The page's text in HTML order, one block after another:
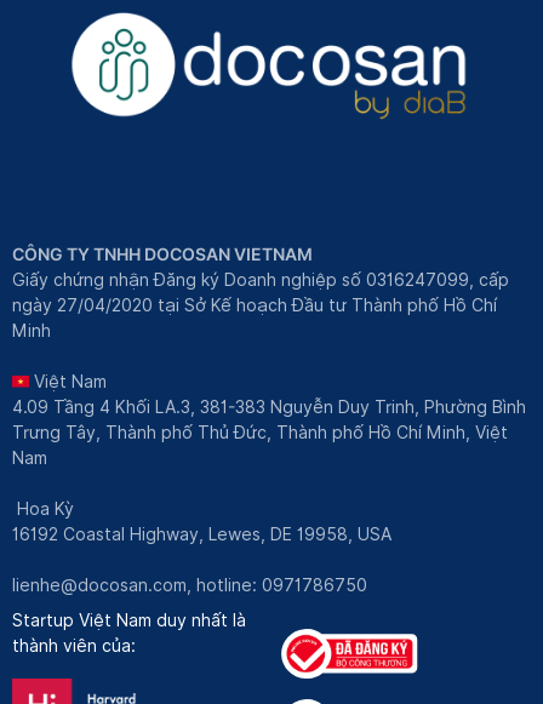
CÔNG TY TNHH DOCOSAN VIETNAM
Giấy chứng nhận Đăng ký Doanh nghiệp số 0316247099, cấp
ngày 27/04/2020 tại Sở Kế hoạch Đầu tư Thành phố Hồ Chí
Minh
Việt Nam
4.09 Tầng 4 Khối LA.3, 381-383 Nguyễn Duy Trinh, Phường Bình
Trưng Tây, Thành phố Thủ Đức, Thành phố Hồ Chí Minh, Việt
Nam
Hoa Kỳ
16192 Coastal Highway, Lewes, DE 19958, USA
lienhe@docosan.com , hotline: 0971786750
Startup Việt Nam duy nhất là
thành viên của: